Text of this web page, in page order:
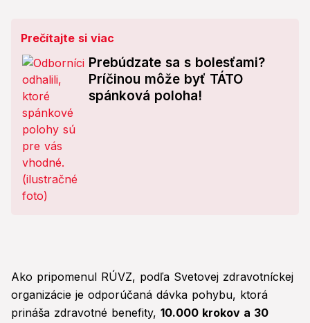
Prečítajte si viac
Prebúdzate sa s bolesťami?
Príčinou môže byť TÁTO
spánková poloha!
Ako pripomenul RÚVZ, podľa Svetovej zdravotníckej
organizácie je odporúčaná dávka pohybu, ktorá
prináša zdravotné benefity, 10.000 krokov a 30